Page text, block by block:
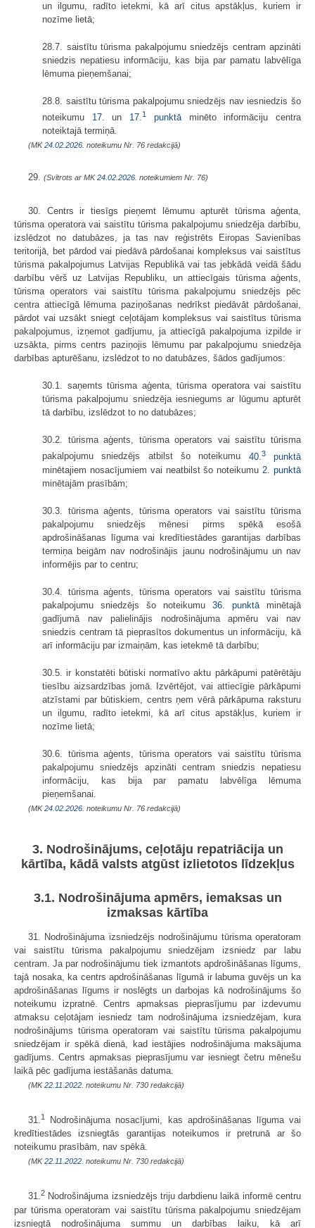
un ilgumu, radīto ietekmi, kā arī citus apstākļus, kuriem ir
nozīme lietā;
28.7. saistītu tūrisma pakalpojumu sniedzējs centram apzināti
sniedzis nepatiesu informāciju, kas bija par pamatu labvēlīga
lēmuma pieņemšanai;
28.8. saistītu tūrisma pakalpojumu sniedzējs nav iesniedzis šo
noteikumu 17. un 17.1 punktāminēto informāciju centra
noteiktajā termiņā.
(MK24.02.2026. noteikumu Nr. 76 redakcijā)
29. (Svītrots ar MK24.02.2026. noteikumiem Nr. 76)
30. Centrs ir tiesīgs pieņemt lēmumu apturēt tūrisma aģenta,
tūrisma operatora vai saistītu tūrisma pakalpojumu sniedzēja darbību,
izslēdzot no datubāzes, ja tas nav reģistrēts Eiropas Savienības
teritorijā, bet pārdod vai piedāvā pārdošanai kompleksus vai saistītus
tūrisma pakalpojumus Latvijas Republikā vai tas jebkādā veidā šādu
darbību vērš uz Latvijas Republiku, un attiecīgais tūrisma aģents,
tūrisma operators vai saistītu tūrisma pakalpojumu sniedzējs pēc
centra attiecīgā lēmuma paziņošanas nedrīkst piedāvāt pārdošanai,
pārdot vai uzsākt sniegt ceļotājam kompleksus vai saistītus tūrisma
pakalpojumus, izņemot gadījumu, ja attiecīgā pakalpojuma izpilde ir
uzsākta, pirms centrs paziņojis lēmumu par pakalpojumu sniedzēja
darbības apturēšanu, izslēdzot to no datubāzes, šādos gadījumos:
30.1. saņemts tūrisma aģenta, tūrisma operatora vai saistītu
tūrisma pakalpojumu sniedzēja iesniegums ar lūgumu apturēt
tā darbību, izslēdzot to no datubāzes;
30.2. tūrisma aģents, tūrisma operators vai saistītu tūrisma
pakalpojumu sniedzējs atbilst šo noteikumu 40. 3punktā
minētajiem nosacījumiem vai neatbilst šo noteikumu 2. punktā
minētajām prasībām;
30.3. tūrisma aģents, tūrisma operators vai saistītu tūrisma
pakalpojumu sniedzējs mēnesi pirms spēkā esošā
apdrošināšanas līguma vai kredītiestādes garantijas darbības
termiņa beigām nav nodrošinājis jaunu nodrošinājumu un nav
informējis par to centru;
30.4. tūrisma aģents, tūrisma operators vai saistītu tūrisma
pakalpojumu sniedzējs šo noteikumu 36. punktā minētajā
gadījumā nav palielinājis nodrošinājuma apmēru vai nav
sniedzis centram tā pieprasītos dokumentus un informāciju, kā
arī informāciju par izmaiņām, kas ietekmē tā darbību;
30.5. ir konstatēti būtiski normatīvo aktu pārkāpumi patērētāju
tiesību aizsardzības jomā. Izvērtējot, vai attiecīgie pārkāpumi
atzīstami par būtiskiem, centrs ņem vērā pārkāpuma raksturu
un ilgumu, radīto ietekmi, kā arī citus apstākļus, kuriem ir
nozīme lietā;
30.6. tūrisma aģents, tūrisma operators vai saistītu tūrisma
pakalpojumu sniedzējs apzināti centram sniedzis nepatiesu
informāciju, kas bija par pamatu labvēlīga lēmuma
pieņemšanai.
(MK24.02.2026. noteikumu Nr. 76 redakcijā)
3. Nodrošinājums, ceļotāju repatriācija un
kārtība, kādā valsts atgūst izlietotos līdzekļus
3.1. Nodrošinājuma apmērs, iemaksas un
izmaksas kārtība
31. Nodrošinājuma izsniedzējs nodrošinājumu tūrisma operatoram
vai saistītu tūrisma pakalpojumu sniedzējam izsniedz par labu
centram. Ja par nodrošinājumu tiek izmantots apdrošināšanas līgums,
tajā nosaka, ka centrs apdrošināšanas līgumā ir labuma guvējs un ka
apdrošināšanas līgums ir noslēgts un darbojas kā nodrošinājums šo
noteikumu izpratnē. Centrs apmaksas pieprasījumu par izdevumu
atmaksu ceļotājam iesniedz tam nodrošinājuma izsniedzējam, kura
nodrošinājums tūrisma operatoram vai saistītu tūrisma pakalpojumu
sniedzējam ir spēkā dienā, kad iestājies nodrošinājuma maksājuma
gadījums. Centrs apmaksas pieprasījumu var iesniegt četru mēnešu
laikā pēc gadījuma iestāšanās datuma.
(MK22.11.2022. noteikumu Nr. 730 redakcijā)
31.1
Nodrošinājuma nosacījumi, kas apdrošināšanas līguma vai
kredītiestādes izsniegtās garantijas noteikumos ir pretrunā ar šo
noteikumu prasībām, nav spēkā.
(MK22.11.2022. noteikumu Nr. 730 redakcijā)
31.2 Nodrošinājuma izsniedzējs triju darbdienu laikā informē centru
par tūrisma operatoram vai saistītu tūrisma pakalpojumu sniedzējam
izsniegtā nodrošinājuma summu un darbības laiku, kā arī